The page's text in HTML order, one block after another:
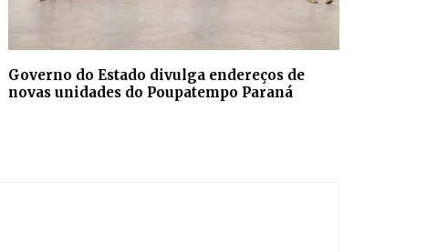
Governo do Estado divulga endereços de
novas unidades do Poupatempo Paraná